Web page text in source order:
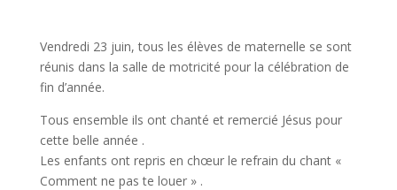
Vendredi 23 juin, tous les élèves de maternelle se sont
réunis dans la salle de motricité pour la célébration de
fin d’année.
Tous ensemble ils ont chanté et remercié Jésus pour
cette belle année .
Les enfants ont repris en chœur le refrain du chant «
Comment ne pas te louer » .